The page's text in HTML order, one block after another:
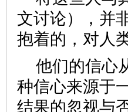
文讨论），并
抱着的，对人
他们的信心
种信心来源于
结果的忽视与